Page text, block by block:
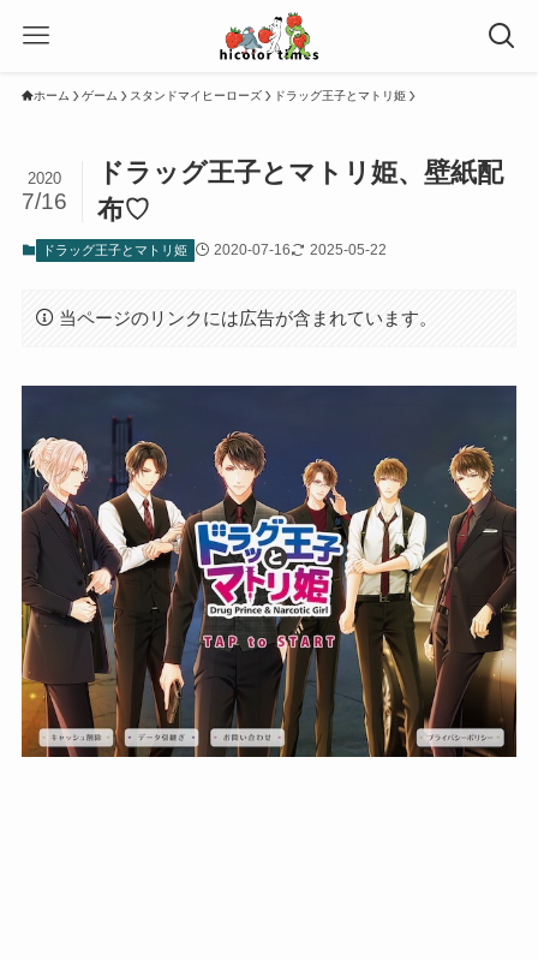
ホーム ゲーム スタンドマイヒーローズ ドラッグ王子とマトリ姫
ドラッグ王子とマトリ姫、壁紙配
布♡
2020
7/16
ドラッグ王子とマトリ姫 2020-07-16 2025-05-22
当ページのリンクには広告が含まれています。